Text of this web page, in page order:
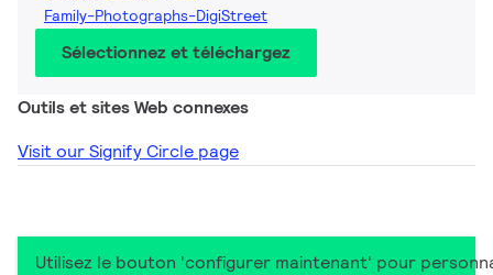
Family-Photographs-DigiStreet
Sélectionnez et téléchargez
Outils et sites Web connexes
Visit our Signify Circle page
Utilisez le bouton 'configurer maintenant' pour